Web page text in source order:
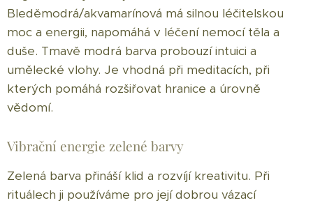
Bleděmodrá/akvamarínová má silnou léčitelskou
moc a energii, napomáhá v léčení nemocí těla a
duše. Tmavě modrá barva probouzí intuici a
umělecké vlohy. Je vhodná při meditacích, při
kterých pomáhá rozšiřovat hranice a úrovně
vědomí.
Vibrační energie zelené barvy
Zelená barva přináší klid a rozvíjí kreativitu. Při
rituálech ji používáme pro její dobrou vázací